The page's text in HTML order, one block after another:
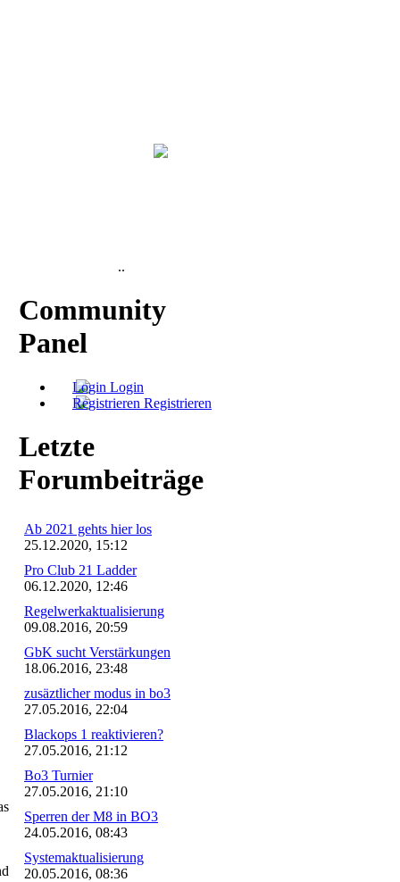
..
Community
Panel
Login
Registrieren
Letzte
Forumbeiträge
Ab 2021 gehts hier los
25.12.2020, 15:12
Pro Club 21 Ladder
06.12.2020, 12:46
Regelwerkaktualisierung
09.08.2016, 20:59
GbK sucht Verstärkungen
18.06.2016, 23:48
zusäztlicher modus in bo3
27.05.2016, 22:04
Blackops 1 reaktivieren?
27.05.2016, 21:12
Bo3 Turnier
27.05.2016, 21:10
Sperren der M8 in BO3
24.05.2016, 08:43
Systemaktualisierung
20.05.2016, 08:36